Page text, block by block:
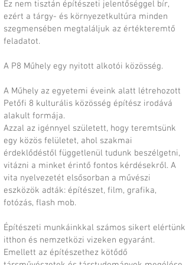
Ez nem tisztán építészeti jelentőséggel bír,
ezért a tárgy- és környezetkultúra minden
szegmensében megtaláljuk az értékteremtő
feladatot.
A P8 Műhely egy nyitott alkotói közösség.
A Műhely az egyetemi éveink alatt létrehozott
Petőfi 8 kulturális közösség építész irodává
alakult formája.
Azzal az igénnyel született, hogy teremtsünk
egy közös felületet, ahol szakmai
érdeklődéstől függetlenül tudunk beszélgetni,
vitázni a minket érintő fontos kérdésekről. A
vita nyelvezetét elsősorban a művészi
eszközök adták: építészet, film, grafika,
fotózás, flash mob.
Építészeti munkáinkkal számos sikert elértünk
itthon és nemzetközi vizeken egyaránt.
Emellett az építészethez kötődő